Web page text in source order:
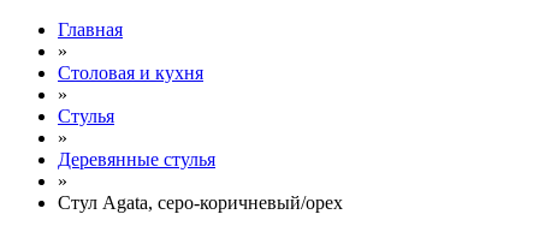
Главная
»
Столовая и кухня
»
Стулья
»
Деревянные стулья
»
Стул Agata, серо-коричневый/орех